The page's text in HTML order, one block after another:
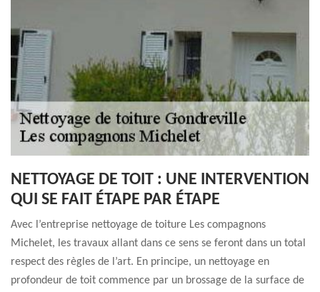
NETTOYAGE DE TOIT : UNE INTERVENTION
QUI SE FAIT ÉTAPE PAR ÉTAPE
Avec l’entreprise nettoyage de toiture Les compagnons
Michelet, les travaux allant dans ce sens se feront dans un total
respect des règles de l’art. En principe, un nettoyage en
profondeur de toit commence par un brossage de la surface de